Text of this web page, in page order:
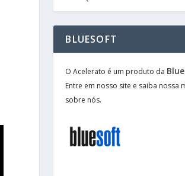
BLUESOFT
O Acelerato é um produto da
Entre em nosso site e saiba nossa
sobre nós.